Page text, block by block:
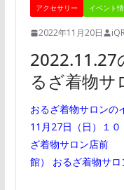
アクセサリー イベント
2022年11月20日
るざ着物サ
おるざ着物サロン
11月27日（日）１
ざ着物サロン店
館） おるざ着物サ